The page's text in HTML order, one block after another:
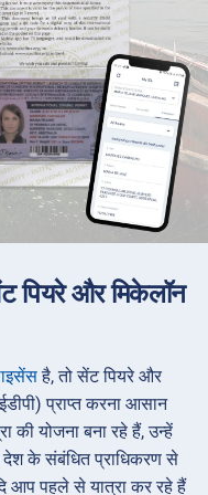
पियरे और मिकेलॉन
है, तो सेंट पियरे और
प्राप्त करना आसान
की योजना बना रहे हैं, उन्हें
के संबंधित प्राधिकरण से
आप पहले से यात्रा कर रहे हैं